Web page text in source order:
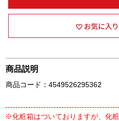
商品説明
商品コード：4549526295362
※化粧箱はついておりますが、化